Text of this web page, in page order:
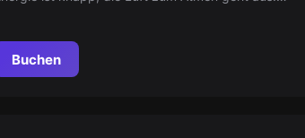
lassen Sie das Abenteuer beginnen!
Buchen